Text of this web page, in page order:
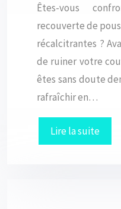
Êtes-vous
recouverte de
récalcitrantes ?
de ruiner votre
êtes sans doute
rafraîchir en…
Lire la suite